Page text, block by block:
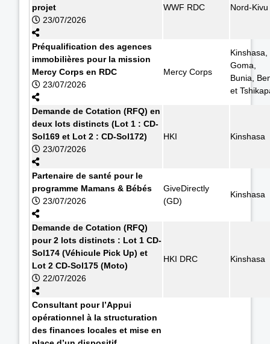
projet
23/07/2026
WWF RDC Nord-Kivu
Préqualification des agences
immobilières pour la mission
Mercy Corps en RDC
23/07/2026
Mercy Corps
Kinshasa,
Goma,
Bunia,
et
Demande de Cotation (RFQ) en
deux lots distincts (Lot 1 : CD-
Sol169 et Lot 2 : CD-Sol172)
23/07/2026
HKI Kinshasa
Partenaire de santé pour le
programme Mamans & Bébés
23/07/2026
GiveDirectly
(GD)
Kinshasa
Demande de Cotation (RFQ)
pour 2 lots distincts : Lot 1 CD-
Sol174 (Véhicule Pick Up) et
Lot 2 CD-Sol175 (Moto)
22/07/2026
HKI DRC Kinshasa
Consultant pour l’Appui
opérationnel à la structuration
des finances locales et mise en